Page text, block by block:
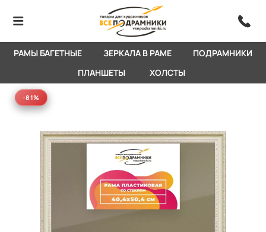
РАМЫ БАГЕТНЫЕ ЗЕРКАЛА В РАМЕ
ПОДРАМНИКИ
ПЛАНШЕТЫ
ХОЛСТЫ
-81%
-81%